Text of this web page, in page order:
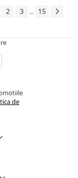
2 3 ... 15
de